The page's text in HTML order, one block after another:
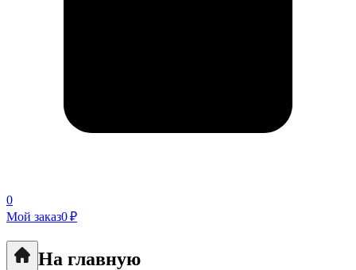
0
Мой заказ0 ₽
На главную